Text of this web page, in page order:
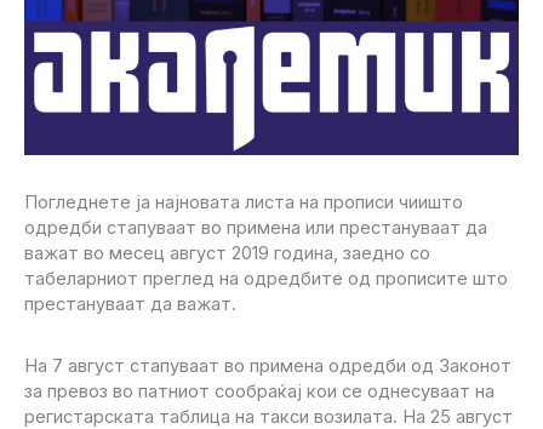
Погледнете ја најновата листа на прописи чиишто
одредби стапуваат во примена или престануваат да
важат во месец август 2019 година, заедно со
табеларниот преглед на одредбите од прописите што
престануваат да важат.
На 7 август стапуваат во примена одредби од Законот
за превоз во патниот сообраќај кои се однесуваат на
регистарската таблица на такси возилата. На 25 август